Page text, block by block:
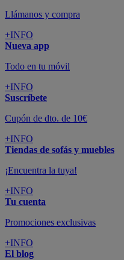
Llámanos y compra
+INFO
Nueva app
Todo en tu móvil
+INFO
Suscríbete
Cupón de dto. de 10€
+INFO
Tiendas de sofás y muebles
¡Encuentra la tuya!
+INFO
Tu cuenta
Promociones exclusivas
+INFO
El blog